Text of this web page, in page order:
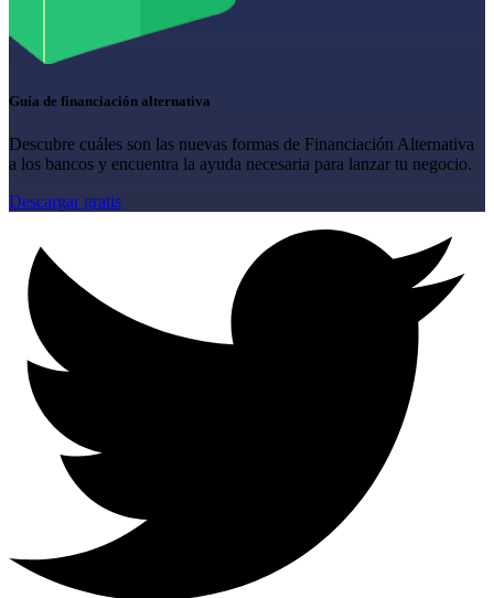
Guía de financiación alternativa
Descubre cuáles son las nuevas formas de Financiación Alternativa
a los bancos y encuentra la ayuda necesaria para lanzar tu negocio.
Descargar gratis